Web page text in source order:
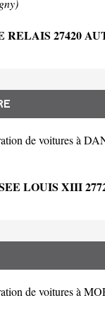
RELAIS 27420
de voitures à
LOUIS XIII
de voitures à